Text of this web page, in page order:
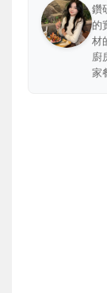
鑽
的
材
廚
家